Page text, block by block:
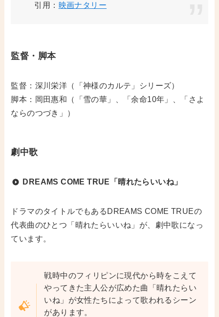
引用： 映画ナタリー
監督・脚本
監督：深川栄洋（「神様のカルテ」シリーズ）
脚本：岡田惠和（「雪の華」、「余命10年」、「さよ
ならのつづき」）
劇中歌
DREAMS COME TRUE「晴れたらいいね」
ドラマのタイトルでもあるDREAMS COME TRUEの
代表曲のひとつ「晴れたらいいね」が、劇中歌になっ
ています。
戦時中のフィリピンに現代から時をこえて
やってきた主人公が広めた曲「晴れたらい
いね」が女性たちによって歌われるシーン
があります。